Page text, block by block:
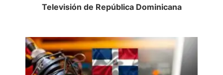
Televisión de República Dominicana